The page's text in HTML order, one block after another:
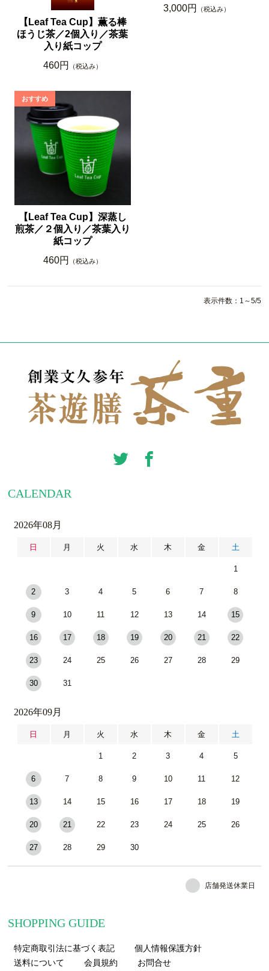
【Leaf Tea Cup】薫る棒
ほうじ茶／2個入り／茶葉
入り紙コップ
460円
（税込み）
3,000円
（税込み）
【Leaf Tea Cup】深蒸し
煎茶／２個入り／茶葉入り
紙コップ
460円
（税込み）
表示件数：1～5/5
CALENDAR
2026年08月
日 月 火 水 木 金 土
1
2 3 4 5 6 7 8
9 10 11 12 13 14 15
16 17 18 19 20 21 22
23 24 25 26 27 28 29
30 31
2026年09月
日 月 火 水 木 金 土
1 2 3 4 5
6 7 8 9 10 11 12
13 14 15 16 17 18 19
20 21 22 23 24 25 26
27 28 29 30
店舗発送休業日
SHOPPING GUIDE
特定商取引法に基づく表記
個人情報保護方針
送料について
会員規約 お問合せ